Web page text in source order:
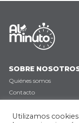
SOBRE
Quiénes somos
Contacto
Utilizamos